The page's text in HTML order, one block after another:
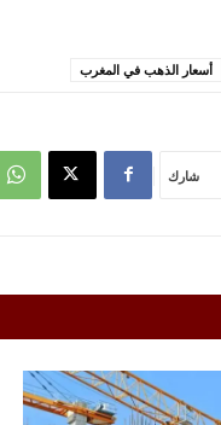
أسعار الذهب في المغرب
شارك